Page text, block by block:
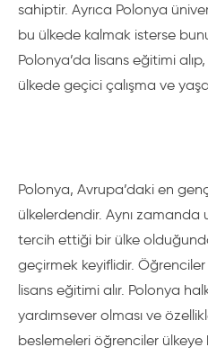
sahiptir. Ayrıca Polonya
bu ülkede kalmak isterse
Polonya’da lisans eğitimi
ülkede geçici çalışma ve
Polonya, Avrupa’daki en
ülkelerdendir. Aynı zamanda
tercih ettiği bir ülke
geçirmek keyiflidir.
lisans eğitimi alır. Polonya
yardımsever olması ve
beslemeleri öğrenciler ülkeye